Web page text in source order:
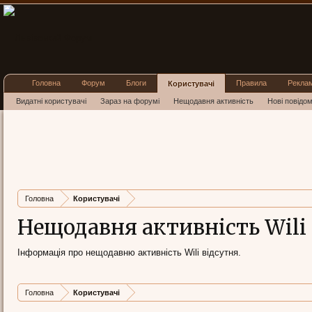
Головна Користувачі
Нещодавня активність Wili
Інформація про нещодавню активність Wili відсутня.
Головна Користувачі
Головна Форум Блоги Користувачі
Видатні користувачі Зараз на форумі Нещодавня активність Нові
Правила